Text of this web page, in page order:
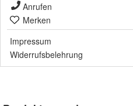
Anrufen
Merken
Impressum
Widerrufsbelehrung